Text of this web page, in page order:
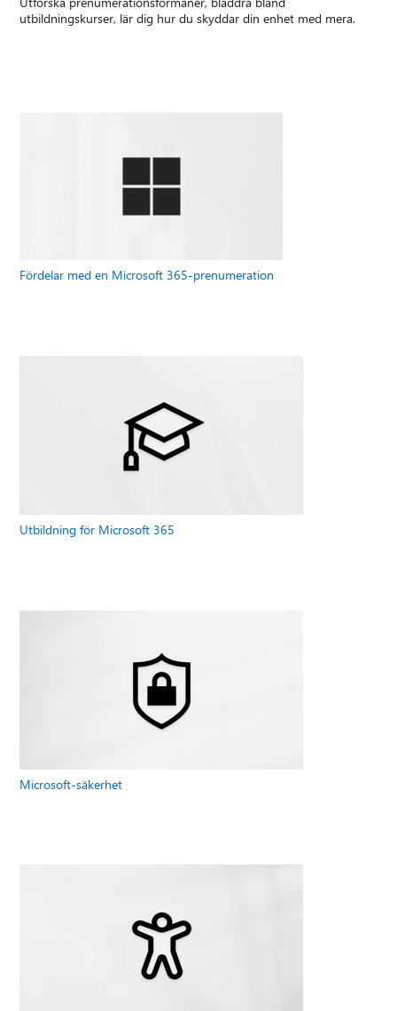
utbildningskurser, lär dig hur du skyddar din enhet med mera.
Fördelar med en Microsoft 365-prenumeration
Utbildning för Microsoft 365
Microsoft-säkerhet